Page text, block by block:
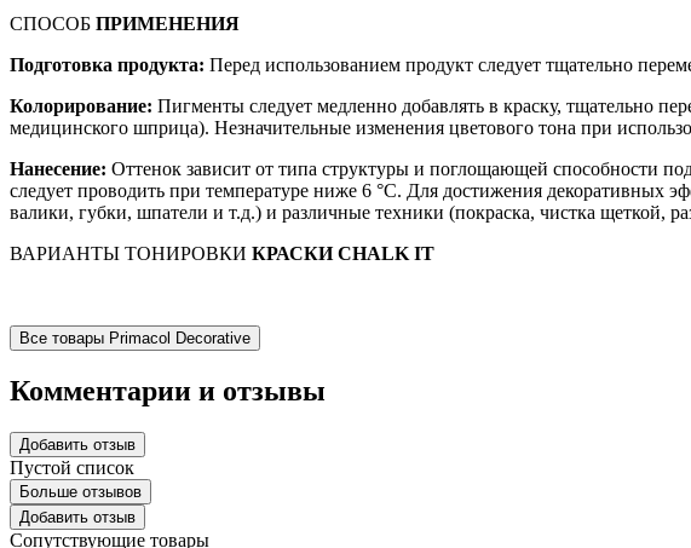
СПОСОБ ПРИМЕНЕНИЯ
Подготовка продукта: Перед использованием продукт следует тщательно
Колорирование: Пигменты следует медленно добавлять в краску, тщательно
медицинского шприца). Незначительные изменения цветового тона при
Нанесение: Оттенок зависит от типа структуры и поглощающей способности
следует проводить при температуре ниже 6 °С. Для достижения декоративных
валики, губки, шпатели и т.д.) и различные техники (покраска, чистка щеткой,
ВАРИАНТЫ ТОНИРОВКИ КРАСКИ CHALK IT
Все товары Primacol Decorative
Комментарии и отзывы
Добавить отзыв
Пустой список
Больше отзывов
Добавить отзыв
Сопутствующие товары